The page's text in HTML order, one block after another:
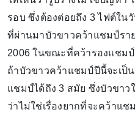
รอบ ซึ่งต้องต่อยถึง 3 ไฟต์ใน
ที่ผ่านมาบัวขาวคว้าแชมป์รา
2006 ในขณะที่คว้ารองแชมป์
ถ้าบัวขาวคว้าแชมป์ปีนี้จะเป็
แชมป์ได้ถึง 3 สมัย ซึ่งบัวขา
ว่าไม่ใช่เรื่องยากที่จะคว้าแช